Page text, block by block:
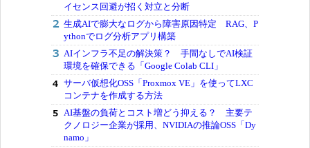
イセンス回避が招く対立と分断
生成AIで膨大なログから障害原因特定 RAG、P
ythonでログ分析アプリ構築
AIインフラ不足の解決策？ 手間なしでAI検証
環境を確保できる「Google Colab CLI」
サーバ仮想化OSS「Proxmox VE」を使ってLXC
コンテナを作成する方法
AI基盤の負荷とコスト増どう抑える？ 主要テ
クノロジー企業が採用、NVIDIAの推論OSS「Dy
namo」